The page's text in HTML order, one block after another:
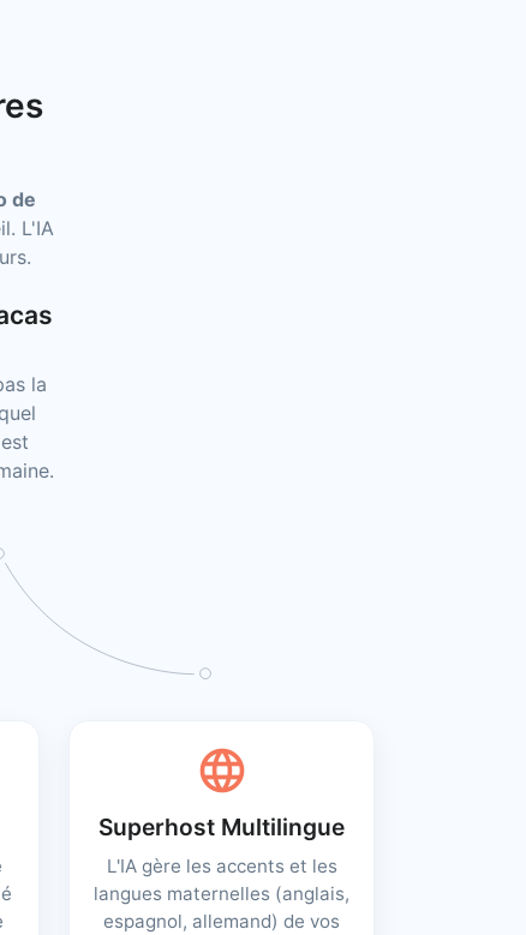
de
L'IA
la
language
Superhost Multilingue
L'IA gère les accents et les
langues maternelles (anglais,
espagnol, allemand) de vos